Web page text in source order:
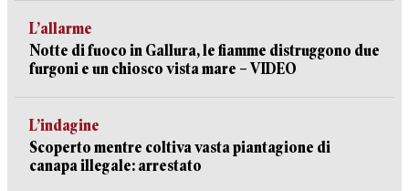
L’allarme
Notte di fuoco in Gallura, le fiamme distruggono due
furgoni e un chiosco vista mare – VIDEO
L’indagine
Scoperto mentre coltiva vasta piantagione di
canapa illegale: arrestato